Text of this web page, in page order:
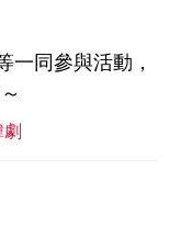
一同參與活動，